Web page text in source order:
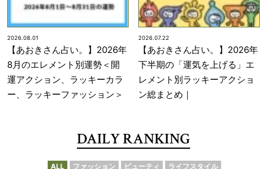
2026.08.01
【あおきさん占い。】2026年
8月のエレメント別運勢＜開
運アクション、ラッキーカラ
ー、ラッキーファッション＞
2026.07.22
【あおきさん占い。】2026年
下半期の「運気を上げる」エ
レメント別ラッキーアクショ
ン総まとめ｜
DAILY RANKING
ALL ファッション ビューティ ライフスタイル